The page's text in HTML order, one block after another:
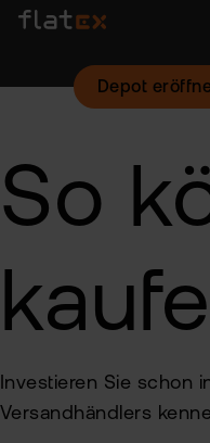
Depot
So
Investieren Sie schon
Versandhändlers